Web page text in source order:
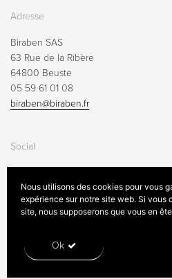
Adresse
Biraben SAS
63 Rue de la Ribère
64800 Beuste
05 59 61 01 08
biraben@biraben.fr
Social
© 2020
Nous utilisons des cookies pour vous
expérience sur notre site web. Si vous
site, nous supposerons que vous en
Ok